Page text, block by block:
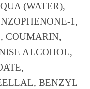
(WATER),
1,
COUMARIN,
ALCOHOL,
BENZYL